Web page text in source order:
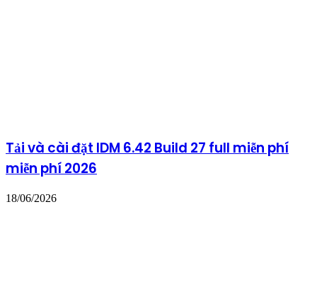
Tải và cài đặt IDM 6.42 Build 27 full miễn phí
miễn phí 2026
18/06/2026